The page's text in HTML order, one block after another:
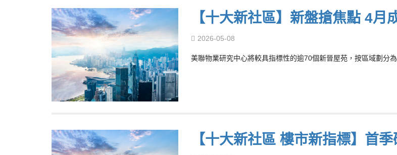
【十大新社區】新盤搶焦點 4月
2026-05-08
美聯物業研究中心將較具指標性的逾70個新晉屋苑，按區域劃分
【十大新社區 樓市新指標】首